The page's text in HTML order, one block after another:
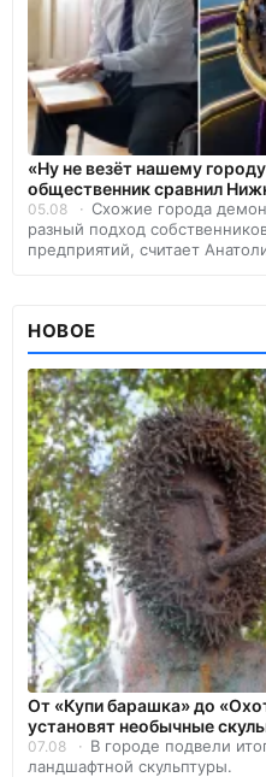
«Ну не везёт нашему
общественник сравнил
05.08
Схожие города
разный подход
предприятий, считает
НОВОЕ
От «Купи барашка» до
установят необычные
07.08
В городе подвели
ландшафтной скульптуры.